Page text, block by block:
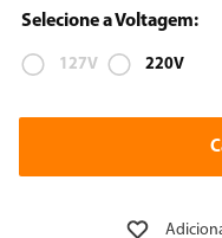
127V 220V